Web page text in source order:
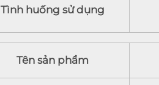
Tình huống sử dụng
Tên sản phẩm